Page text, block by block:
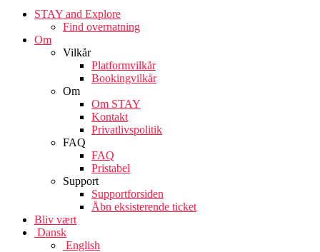
STAY and Explore
Find overnatning
Om
Vilkår
Platformvilkår
Bookingvilkår
Om
Om STAY
Kontakt
Privatlivspolitik
FAQ
FAQ
Pristabel
Support
Supportforsiden
Åbn eksisterende ticket
Bliv vært
Dansk
English